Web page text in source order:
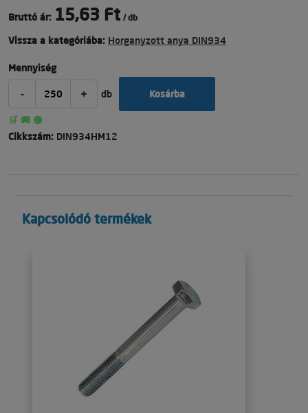
Bruttó ár: 15,63 Ft / db
Vissza a kategóriába: Horganyzott anya DIN934
Mennyiség
- + db Kosárba
🛒 🚚 🟢
Cikkszám: DIN934HM12
Kapcsolódó termékek